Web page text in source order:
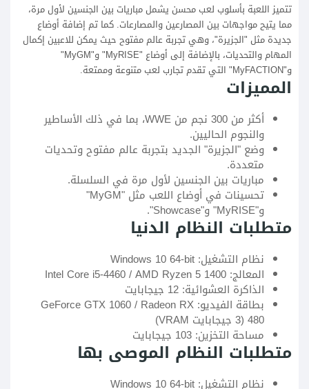
تتميز اللعبة بأسلوب لعب محسن يشمل مباريات بين الجنسين لأول مرة،
مما يتيح مواجهات بين المصارعين والمصارعات. كما تم إضافة أوضاع
جديدة مثل "الجزيرة"، وهي تجربة عالم مفتوح حيث يمكن للاعبين إكمال
المهام والتحديات، بالإضافة إلى أوضاع "MyRISE" و"MyGM"
و"MyFACTION" التي تقدم تجارب لعب متنوعة وممتعة.
المميزات
أكثر من 300 نجم من WWE، بما في ذلك الأساطير
والنجوم الحاليين.
وضع "الجزيرة" الجديد بتجربة عالم مفتوح وتحديات
متعددة.
مباريات بين الجنسين لأول مرة في السلسلة.
تحسينات في أوضاع اللعب مثل "MyGM"
و"MyRISE" و"Showcase".
متطلبات النظام الدنيا
نظام التشغيل: Windows 10 64-bit
المعالج: Intel Core i5-4460 / AMD Ryzen 5 1400
الذاكرة العشوائية: 12 جيجابايت
بطاقة الفيديو: GeForce GTX 1060 / Radeon RX
480 (3 جيجابايت VRAM)
مساحة التخزين: 103 جيجابايت
متطلبات النظام الموصى بها
نظام التشغيل: Windows 10 64-bit